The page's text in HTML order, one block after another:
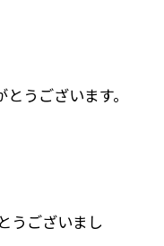
うございます。
うございまし